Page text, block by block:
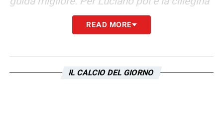
sulla torta di una carriera importante. Gli
sono affezionato: merita tutto il bene
tecnico. L’ultima volta che l’ho visto è stato
READ MORE
IL CALCIO DEL GIORNO